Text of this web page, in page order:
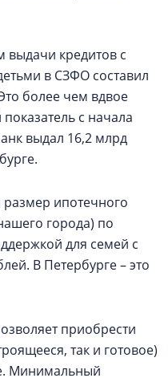
выдачи кредитов с
в СЗФО составил
более чем вдвое
с начала
выдал 16,2 млрд
ипотечного
города) по
для семей с
В Петербурге – это
приобрести
так и готовое)
Минимальный